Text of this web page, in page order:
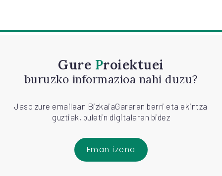
Gure Proiektuei
buruzko informazioa nahi duzu?
Jaso zure emailean BizkaiaGararen berri eta ekintza
guztiak, buletin digitalaren bidez
Eman izena